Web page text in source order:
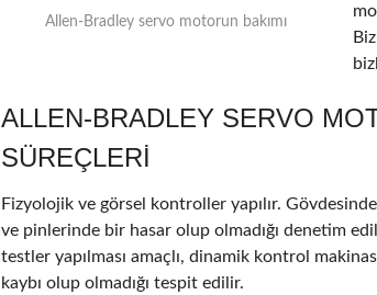
Allen-Bradley servo motorun bakımı
ALLEN-BRADLEY SERVO
SÜREÇLERI
Fizyolojik ve görsel kontroller yapılır.
ve pinlerinde bir hasar olup olmadığı denetim
testler yapılması amaçlı, dinamik kontrol
kaybı olup olmadığı tespit edilir.